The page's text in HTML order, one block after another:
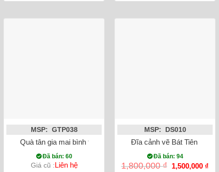
MSP: GTP038
Quà tân gia mai bình tích lộc thuận buồm xuôi gió đắp nổi
Đã bán: 60
Giá cũ :Liên hệ
MSP: DS010
Đĩa cảnh vẽ Bát Tiên Quá
Đã bán: 94
1,800,000₫
Giá
1,500,000 ₫